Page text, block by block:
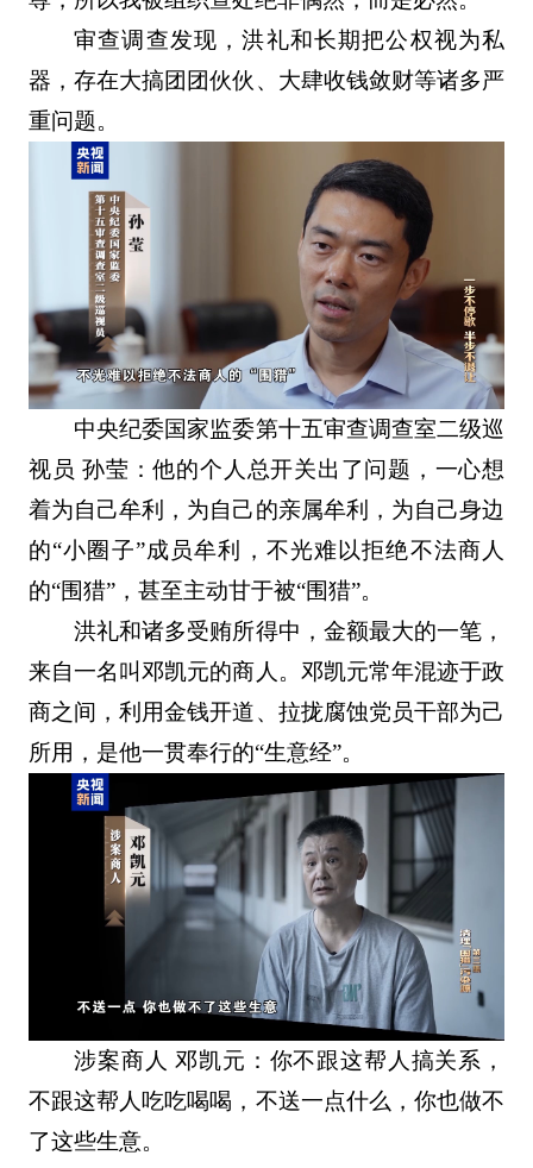
审查调查发现，洪礼和长期把公权视为私
器，存在大搞团团伙伙、大肆收钱敛财等诸多严
重问题。
中央纪委国家监委第十五审查调查室二级巡
视员 孙莹：他的个人总开关出了问题，一心想
着为自己牟利，为自己的亲属牟利，为自己身边
的“小圈子”成员牟利，不光难以拒绝不法商人
的“围猎”，甚至主动甘于被“围猎”。
洪礼和诸多受贿所得中，金额最大的一笔，
来自一名叫邓凯元的商人。邓凯元常年混迹于政
商之间，利用金钱开道、拉拢腐蚀党员干部为己
所用，是他一贯奉行的“生意经”。
涉案商人 邓凯元：你不跟这帮人搞关系，
不跟这帮人吃吃喝喝，不送一点什么，你也做不
了这些生意。